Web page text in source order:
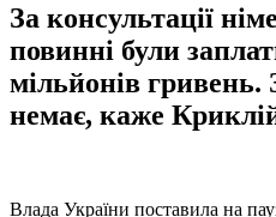
За консультації
повинні були
мільйонів
немає, каже
Влада України поставила на